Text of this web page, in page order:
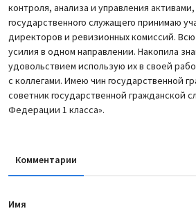
контроля, анализа и управления
государственного служащего принимаю
директоров и ревизионных комиссий.
усилия в одном направлении. Накопила
удовольствием использую их в своей
с коллегами. Имею чин государственной
советник государственной гражданской
Федерации 1 класса».
Комментарии
Имя